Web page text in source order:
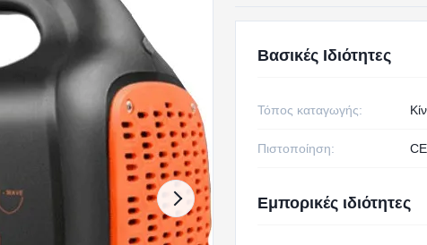
Βασικές Ιδιότητες
Τόπος καταγωγής:
Πιστοποίηση:
Εμπορικές ιδιότητες